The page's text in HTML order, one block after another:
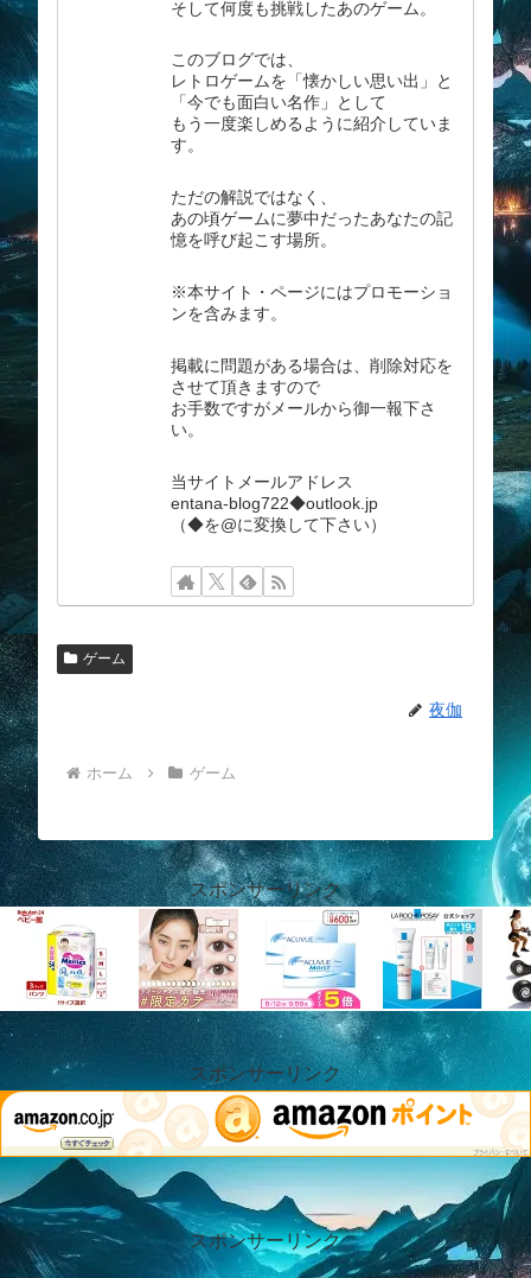
そして何度も挑戦したあのゲーム。
このブログでは、
レトロゲームを「懐かしい思い出」と
「今でも面白い名作」として
もう一度楽しめるように紹介していま
す。
ただの解説ではなく、
あの頃ゲームに夢中だったあなたの記
憶を呼び起こす場所。
※本サイト・ページにはプロモーショ
ンを含みます。
掲載に問題がある場合は、削除対応を
させて頂きますので
お手数ですがメールから御一報下さ
い。
当サイトメールアドレス
entana-blog722◆outlook.jp
（◆を@に変換して下さい）
ゲーム
夜伽
ホーム ゲーム
スポンサーリンク
スポンサーリンク
スポンサーリンク